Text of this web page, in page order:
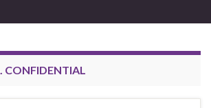
CONFIDENTIAL